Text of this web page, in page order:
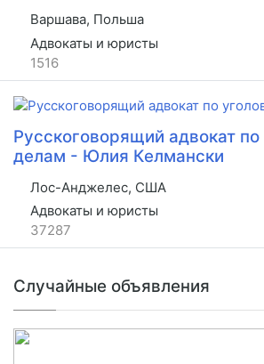
Варшава, Польша
Адвокаты и юристы
1516
Русскоговорящий адвокат
делам - Юлия Келмански
Лос-Анджелес, США
Адвокаты и юристы
37287
Случайные объявления